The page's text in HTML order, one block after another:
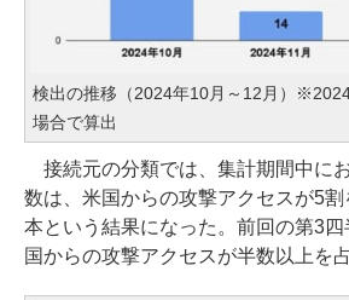
検出の推移（2024年10月～12月）
場合で算出
接続元の分類では、集計期間中に
数は、米国からの攻撃アクセスが5割
本という結果になった。前回の第3
国からの攻撃アクセスが半数以上を占